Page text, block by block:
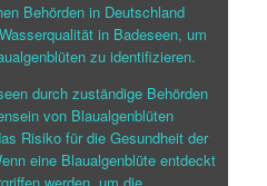
Behörden in Deutschland
in Badeseen, um
zu identifizieren.
durch zuständige Behörden
von Blaualgenblüten
Risiko für die Gesundheit der
eine Blaualgenblüte entdeckt